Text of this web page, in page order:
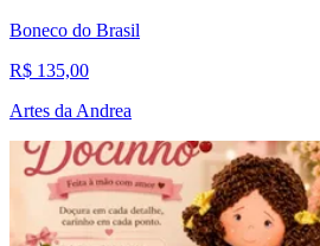
Boneco do Brasil
R$ 135,00
Artes da Andrea